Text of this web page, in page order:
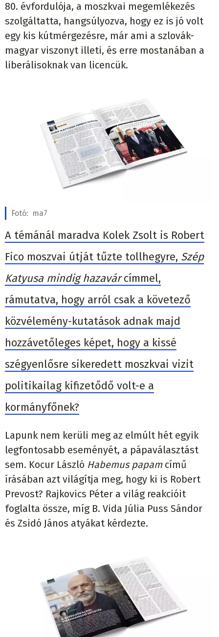
80. évfordulója, a moszkvai megemlékezés
szolgáltatta, hangsúlyozva, hogy ez is jó volt
egy kis kútmérgezésre, már ami a szlovák-
magyar viszonyt illeti, és erre mostanában a
liberálisoknak van licencük.
Fotó: ma7
A témánál maradva Kolek Zsolt is Robert
Fico moszvai útját tűzte tollhegyre, Szép
Katyusa mindig hazavárcímmel,
rámutatva, hogy arról csak a követező
közvélemény-kutatások adnak majd
hozzávetőleges képet, hogy a kissé
szégyenlősre sikeredett moszkvai vizit
politikailag kifizetődő volt-e a
kormányfőnek?
Lapunk nem kerüli meg az elmúlt hét egyik
legfontosabb eseményét, a pápaválasztást
sem. Kocur László Habemus papamcímű
írásában azt világítja meg, hogy ki is Robert
Prevost? Rajkovics Péter a világ reakcióit
foglalta össze, míg B. Vida Júlia Puss Sándor
és Zsidó János atyákat kérdezte.